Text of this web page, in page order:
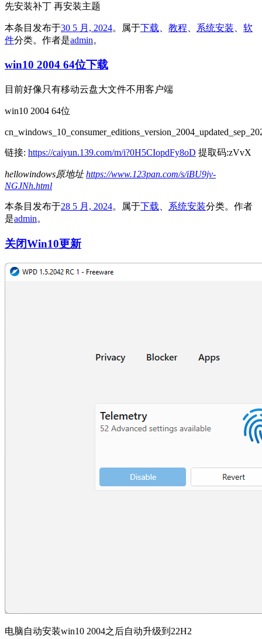
先安装补丁 再安装主题
本条目发布于30 5 月, 2024。属于下载 教程 系统安装
软
件分类。 作者是admin。
win10 2004 64位下载
目前好像只有移动云盘大文件不用客户端
win10 2004 64位
链接: https://caiyun.139.com/m/i?0H5CIopdFy8oD 提取码:zVvX
hellowindows原地址https://www.123pan.com/s/iBU9jv-
NGJNh.html
本条目发布于28 5 月, 2024。属于下载 系统安装分类。 作者
是admin。
关闭Win10更新
电脑自动安装win10 2004之后自动升级到22H2